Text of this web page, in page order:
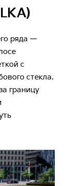
ряда —
с
стекла.
границу